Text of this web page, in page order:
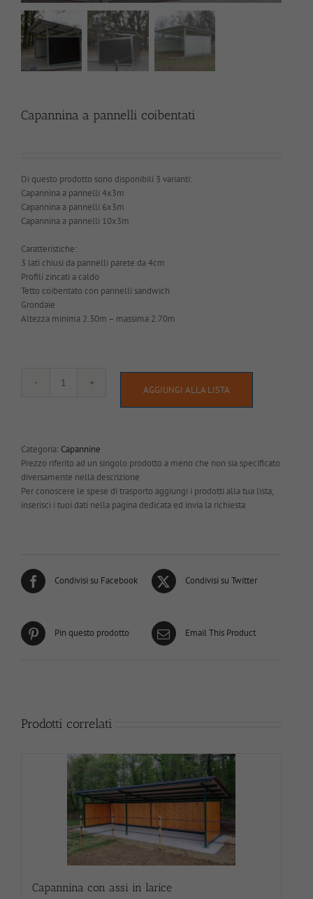
Capannina a pannelli coibentati
Di questo prodotto sono disponibili 3 varianti:
Capannina a pannelli 4x3m
Capannina a pannelli 6x3m
Capannina a pannelli 10x3m
Caratteristiche:
3 lati chiusi da pannelli parete da 4cm
Profili zincati a caldo
Tetto coibentato con pannelli sandwich
Grondaie
Altezza minima 2.30m – massima 2.70m
Capannina
quantità
AGGIUNGI ALLA LISTA
Categoria: Capannine
Prezzo riferito ad un singolo prodotto a meno che non sia specificato
diversamente nella descrizione
Per conoscere le spese di trasporto aggiungi i prodotti alla tua lista,
inserisci i tuoi dati nella pagina dedicata ed invia la richiesta
Condivisi su Facebook Condivisi su Twitter
Pin questo prodotto Email This Product
Prodotti correlati
Capannina con assi in larice